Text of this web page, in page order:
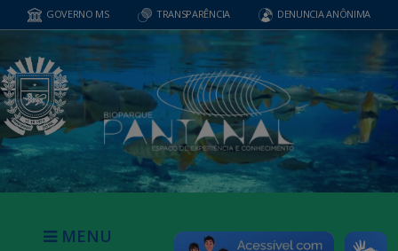
GOVERNO MS TRANSPARÊNCIA DENUNCIA ANÔNIMA
MENU